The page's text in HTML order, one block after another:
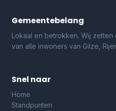
Gemeentebelang
Lokaal en betrokken. Wij
van alle inwoners van Gilze,
Snel naar
Home
Standpunten